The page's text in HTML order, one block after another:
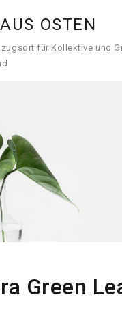
OSTEN
für Kollektive und
Green